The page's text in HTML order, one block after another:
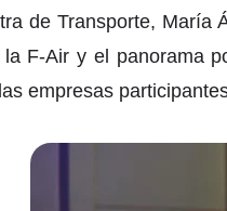
de Transporte,
F-Air y el
empresas